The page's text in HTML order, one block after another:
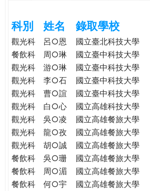
格。
e
r
e
科別 姓名 錄取學校
觀光科 呂○恩 國立臺北科技大學
餐飲科
周○琳 國立臺中科技大學
觀光科
游○琳 國立臺中科技大學
觀光科
李○石 國立臺中科技大學
觀光科
曹○誼 國立臺中科技大學
觀光科
白○心 國立高雄科技大學
觀光科
吳○凌 國立高雄餐旅大學
觀光科
龍○孜 國立高雄餐旅大學
觀光科
胡○誠 國立高雄餐旅大學
餐飲科
吳○珊 國立高雄餐旅大學
餐飲科
周○湄 國立高雄餐旅大學
餐飲科
何○宇 國立高雄餐旅大學